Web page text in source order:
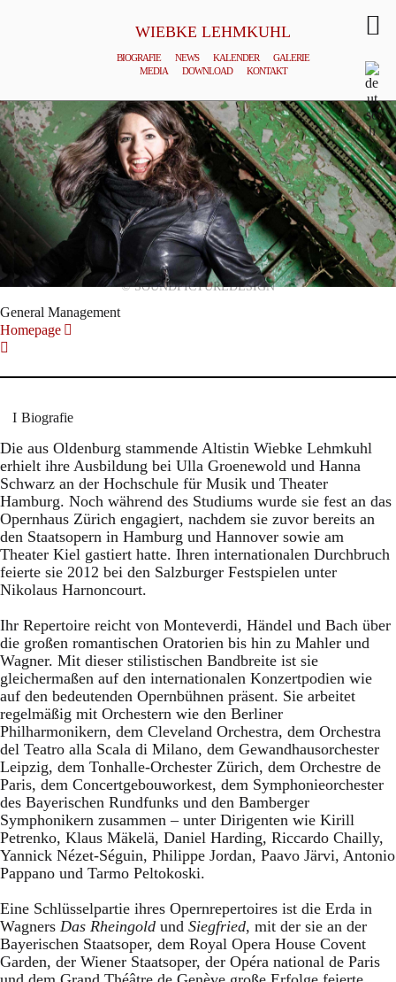
WIEBKE LEHMKUHL
BIOGRAFIE NEWS KALENDER
GALERIE
MEDIA
DOWNLOAD KONTAKT
© SOUNDPICTUREDESIGN
General Management
Homepage
Biografie
Die aus Oldenburg stammende Altistin Wiebke Lehmkuhl
erhielt ihre Ausbildung bei Ulla Groenewold und Hanna
Schwarz an der Hochschule für Musik und Theater
Hamburg. Noch während des Studiums wurde sie fest an das
Opernhaus Zürich engagiert, nachdem sie zuvor bereits an
den Staatsopern in Hamburg und Hannover sowie am
Theater Kiel gastiert hatte. Ihren internationalen Durchbruch
feierte sie 2012 bei den Salzburger Festspielen unter
Nikolaus Harnoncourt.
Ihr Repertoire reicht von Monteverdi, Händel und Bach über
die großen romantischen Oratorien bis hin zu Mahler und
Wagner. Mit dieser stilistischen Bandbreite ist sie
gleichermaßen auf den internationalen Konzertpodien wie
auf den bedeutenden Opernbühnen präsent. Sie arbeitet
regelmäßig mit Orchestern wie den Berliner
Philharmonikern, dem Cleveland Orchestra, dem Orchestra
del Teatro alla Scala di Milano, dem Gewandhausorchester
Leipzig, dem Tonhalle-Orchester Zürich, dem Orchestre de
Paris, dem Concertgebouworkest, dem Symphonieorchester
des Bayerischen Rundfunks und den Bamberger
Symphonikern zusammen – unter Dirigenten wie Kirill
Petrenko, Klaus Mäkelä, Daniel Harding, Riccardo Chailly,
Yannick Nézet-Séguin, Philippe Jordan, Paavo Järvi, Antonio
Pappano und Tarmo Peltokoski.
Eine Schlüsselpartie ihres Opernrepertoires ist die Erda in
Wagners Das Rheingold und Siegfried, mit der sie an der
Bayerischen Staatsoper, dem Royal Opera House Covent
Garden, der Wiener Staatsoper, der Opéra national de Paris